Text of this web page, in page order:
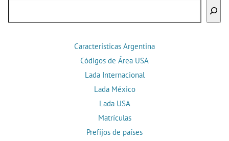
Características Argentina
Códigos de Área USA
Lada Internacional
Lada México
Lada USA
Matrículas
Prefijos de países